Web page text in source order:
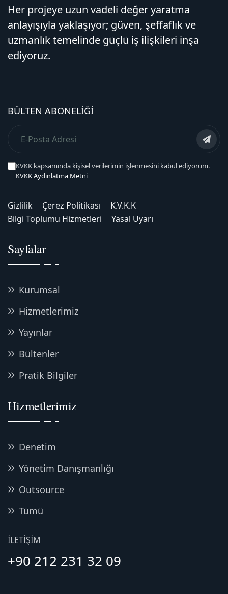
Her projeye uzun vadeli değer yaratma
anlayışıyla yaklaşıyor; güven, şeffaflık ve
uzmanlık temelinde güçlü iş ilişkileri inşa
ediyoruz.
BÜLTEN ABONELIĞI
KVKK kapsamında kişisel verilerimin işlenmesini kabul ediyorum.
KVKK Aydınlatma Metni
Gizlilik Çerez Politikası
K.V.K.K
Bilgi Toplumu Hizmetleri
Yasal Uyarı
Sayfalar
Kurumsal
Hizmetlerimiz
Yayınlar
Bültenler
Pratik Bilgiler
Hizmetlerimiz
Denetim
Yönetim Danışmanlığı
Outsource
Tümü
İLETIŞIM
+90 212 231 32 09